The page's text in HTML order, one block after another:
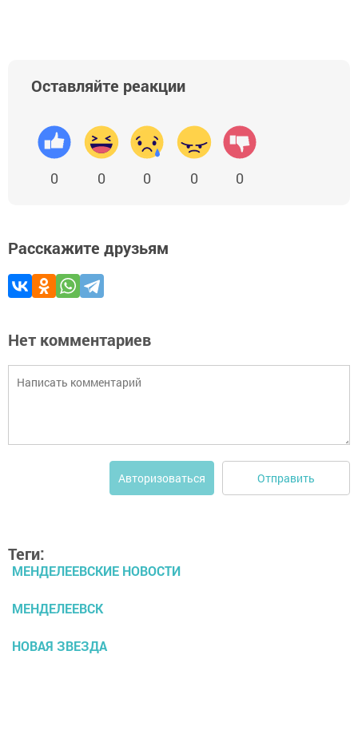
Оставляйте реакции
0 0 0 0 0
Расскажите друзьям
Нет комментариев
Авторизоваться Отправить
Теги:
МЕНДЕЛЕЕВСКИЕ НОВОСТИ
МЕНДЕЛЕЕВСК
НОВАЯ ЗВЕЗДА